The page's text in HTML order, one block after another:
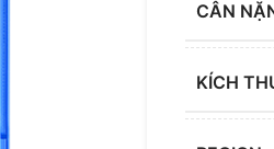
CÂN
KÍCH